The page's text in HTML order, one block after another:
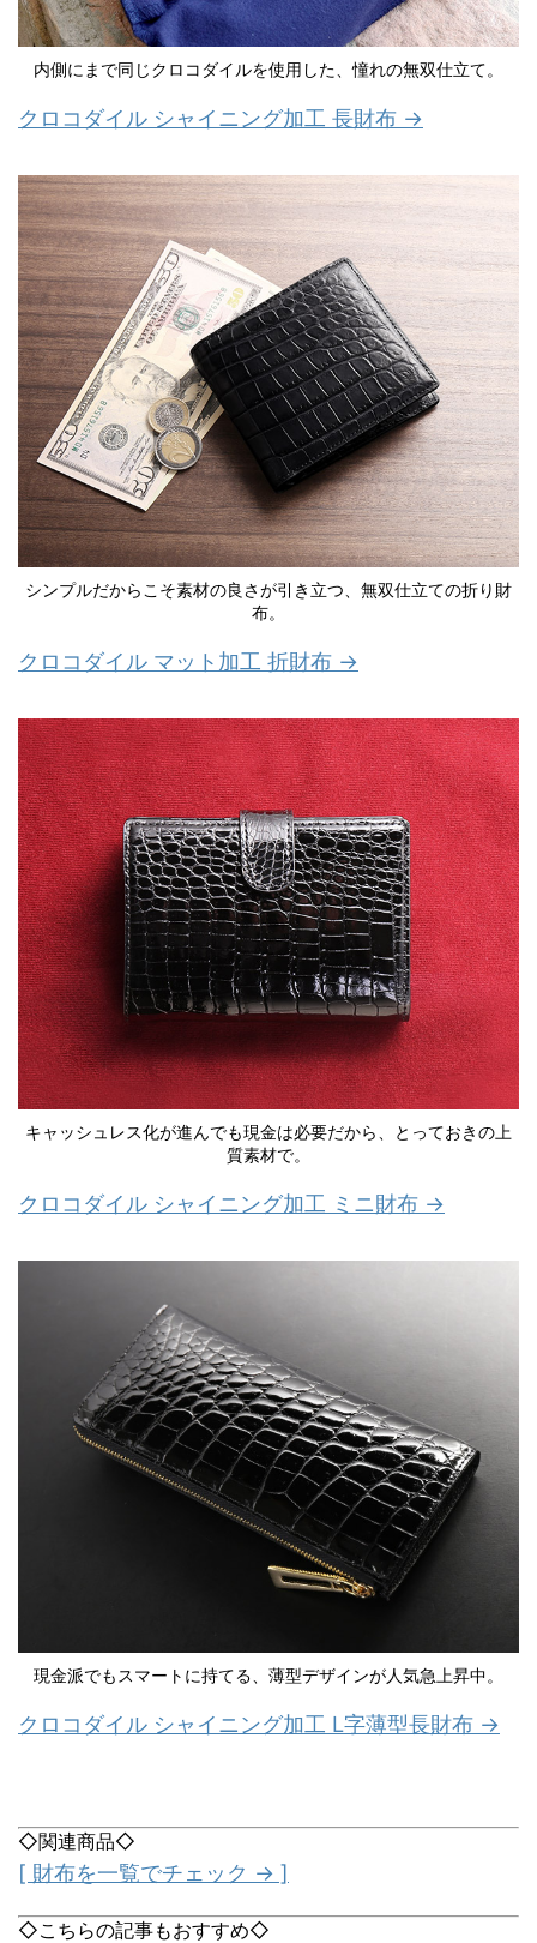
内側にまで同じクロコダイルを使用した、憧れの無双仕立て。
クロコダイル シャイニング加工 長財布 →
シンプルだからこそ素材の良さが引き立つ、無双仕立ての折り財
布。
クロコダイル マット加工 折財布 →
キャッシュレス化が進んでも現金は必要だから、とっておきの上
質素材で。
クロコダイル シャイニング加工 ミニ財布 →
現金派でもスマートに持てる、薄型デザインが人気急上昇中。
クロコダイル シャイニング加工 L字薄型長財布 →
◇関連商品◇
[ 財布を一覧でチェック → ]
◇こちらの記事もおすすめ◇